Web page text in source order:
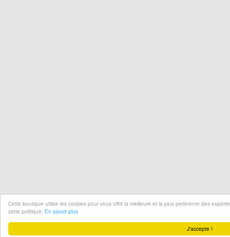
J'accepte !
Cette boutique utilise les cookies pour vous offrir la meilleure et la plus pertinente des
cette politique. En savoir plus